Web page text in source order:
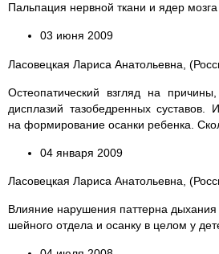
Пальпация нервной ткани и ядер мозга
03 июня 2009
Ласовецкая Лариса Анатольевна,
Остеопатический взгляд на
дисплазий тазобедренных суставов.
на формирование осанки ребенка.
04 января 2009
Ласовецкая Лариса Анатольевна,
Влияние нарушения паттерна дыхания
шейного отдела и осанку в целом у